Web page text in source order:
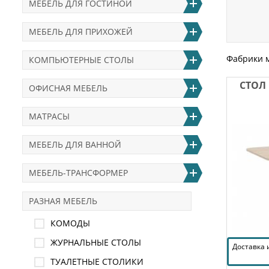
Фабрики
Доставка
МЕБЕЛЬ ДЛЯ ГОСТИНОЙ
МЕБЕЛЬ ДЛЯ ПРИХОЖЕЙ
КОМПЬЮТЕРНЫЕ СТОЛЫ
ОФИСНАЯ МЕБЕЛЬ
МАТРАСЫ
МЕБЕЛЬ ДЛЯ ВАННОЙ
МЕБЕЛЬ-ТРАНСФОРМЕР
РАЗНАЯ МЕБЕЛЬ
КОМОДЫ
ЖУРНАЛЬНЫЕ СТОЛЫ
ТУАЛЕТНЫЕ СТОЛИКИ